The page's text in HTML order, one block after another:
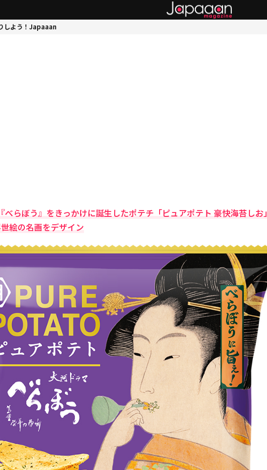
しよう！Japaaan
べらぼう』をきっかけに誕生したポテチ「ピュアポテト 豪快海苔しお」
絵の名画をデザイン